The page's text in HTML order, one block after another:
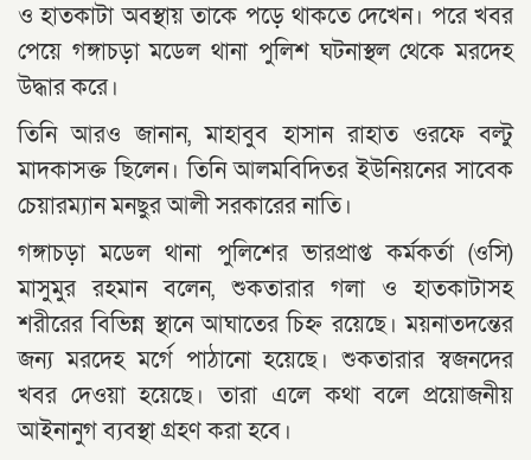
ও হাতকাটা অবস্থায় তাকে পড়ে থাকতে দেখেন। পরে খবর
পেয়ে গঙ্গাচড়া মডেল থানা পুলিশ ঘটনাস্থল থেকে মরদেহ
উদ্ধার করে।
তিনি আরও জানান, মাহাবুব হাসান রাহাত ওরফে বল্টু
মাদকাসক্ত ছিলেন। তিনি আলমবিদিতর ইউনিয়নের সাবেক
চেয়ারম্যান মনছুর আলী সরকারের নাতি।
গঙ্গাচড়া মডেল থানা পুলিশের ভারপ্রাপ্ত কর্মকর্তা (ওসি)
মাসুমুর রহমান বলেন, শুকতারার গলা ও হাতকাটাসহ
শরীরের বিভিন্ন স্থানে আঘাতের চিহ্ন রয়েছে। ময়নাতদন্তের
জন্য মরদেহ মর্গে পাঠানো হয়েছে। শুকতারার স্বজনদের
খবর দেওয়া হয়েছে। তারা এলে কথা বলে প্রয়োজনীয়
আইনানুগ ব্যবস্থা গ্রহণ করা হবে।